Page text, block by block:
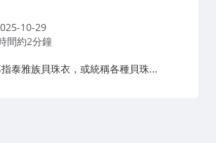
10-29
間約2分鐘
泰雅族貝珠衣，或統稱各種貝珠...